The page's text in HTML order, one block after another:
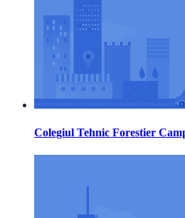
Colegiul Tehnic Forestier